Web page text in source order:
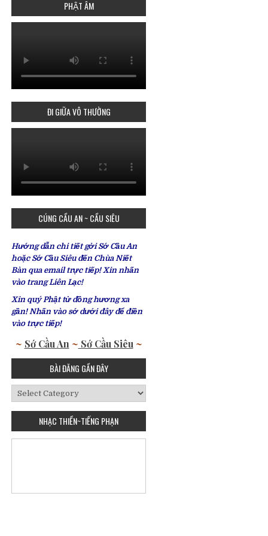
PHẬT ÂM
ĐI GIỮA VÔ THƯỜNG
CÚNG CẦU AN ~ CẦU SIÊU
Hướng dẫn chi tiết gởi Sớ Cầu An
hoặc Sớ Cầu Siêu đến Chùa Niết
Bàn qua email trực tiếp! Xin nhấn
vào trang Liên Lạc!
Xin quý Phật tử đồng hương xa
gần! Nhấn vào sớ dưới đây để điền
vào trực tiếp!
~ Sớ Cầu An ~ Sớ Cầu Siêu ~
BÀI ĐĂNG GẦN ĐÂY
Bài
Đăng
Gần
NHẠC THIỀN~TIẾNG PHẠN